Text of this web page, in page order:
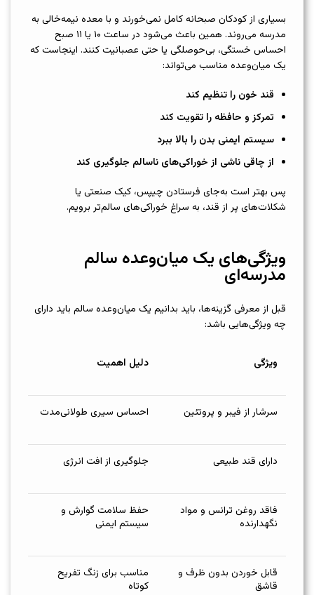
بسیاری از کودکان صبحانه کامل نمی‌خورند و با معده نیمه‌خالی به
مدرسه می‌روند. همین باعث می‌شود در ساعت ۱۰ یا ۱۱ صبح
احساس خستگی، بی‌حوصلگی یا حتی عصبانیت کنند. اینجاست که
یک میان‌وعده مناسب می‌تواند:
قند خون را تنظیم کند
تمرکز و حافظه را تقویت کند
سیستم ایمنی بدن را بالا ببرد
از چاقی ناشی از خوراکی‌های ناسالم جلوگیری کند
پس بهتر است به‌جای فرستادن چیپس، کیک صنعتی یا
شکلات‌های پر از قند، به سراغ خوراکی‌های سالم‌تر برویم.
ویژگی‌های یک میان‌وعده سالم
مدرسه‌ای
قبل از معرفی گزینه‌ها، باید بدانیم یک میان‌وعده سالم باید دارای
چه ویژگی‌هایی باشد:
ویژگی دلیل اهمیت
سرشار از فیبر و پروتئین احساس سیری طولانی‌مدت
دارای قند طبیعی جلوگیری از افت انرژی
فاقد روغن ترانس و مواد
نگهدارنده
حفظ سلامت گوارش و
سیستم ایمنی
قابل خوردن بدون ظرف و
قاشق
مناسب برای زنگ تفریح
کوتاه